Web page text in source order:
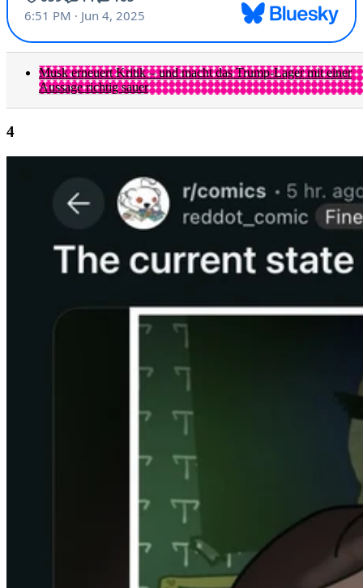
Musk erneuert Kritik – und macht das Trump-Lager mit einer
Aussage richtig sauer